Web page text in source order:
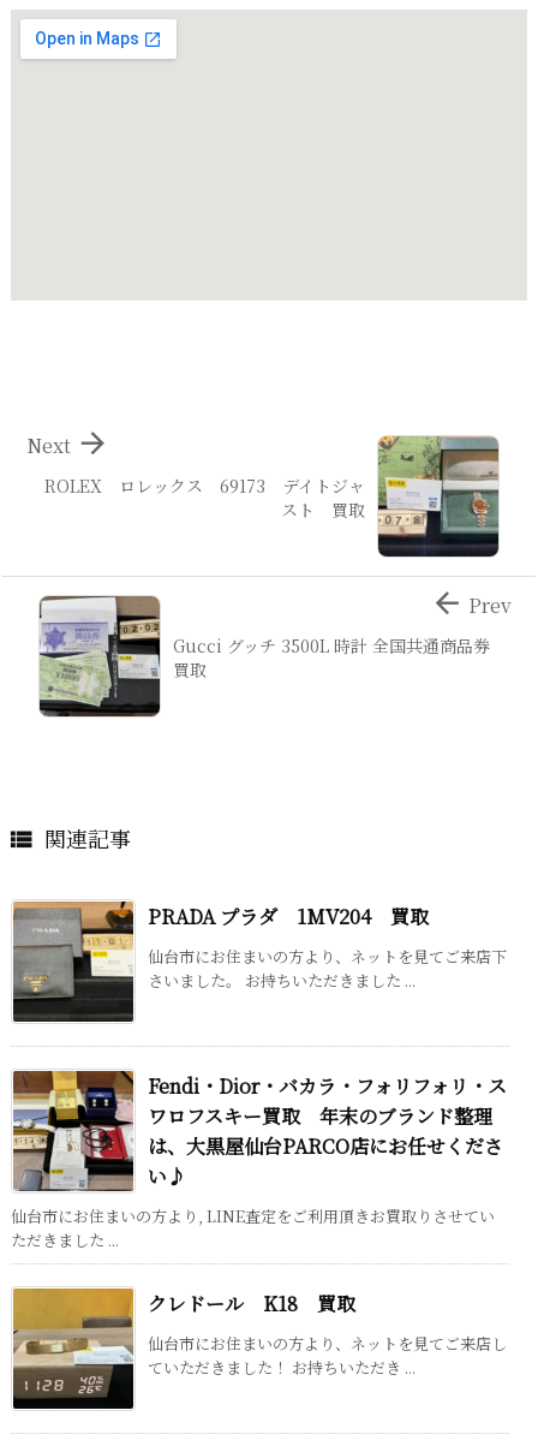
ROLEX ロレックス 69173 デイトジャ
スト 買取

Next
Gucci グッチ 3500L 時計 全国共通商品券
買取
 Prev
 関連記事
PRADA プラダ 1MV204 買取
仙台市にお住まいの方より、ネットを見てご来店下
さいました。 お持ちいただきました ...
Fendi・Dior・バカラ・フォリフォリ・ス
ワロフスキー買取 年末のブランド整理
は、大黒屋仙台PARCO店にお任せくださ
い♪
仙台市にお住まいの方より, LINE査定をご利用頂きお買取りさせてい
ただきました ...
クレドール K18 買取
仙台市にお住まいの方より、ネットを見てご来店し
ていただきました！ お持ちいただき ...